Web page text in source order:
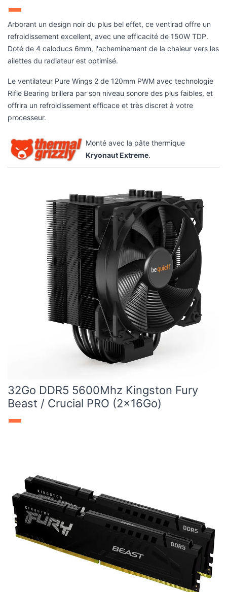
Arborant un design noir du plus bel effet, ce ventirad offre un
refroidissement excellent, avec une efficacité de 150W TDP.
Doté de 4 caloducs 6mm, l'acheminement de la chaleur vers les
ailettes du radiateur est optimisé.
Le ventilateur Pure Wings 2 de 120mm PWM avec technologie
Rifle Bearing brillera par son niveau sonore des plus faibles, et
offrira un refroidissement efficace et très discret à votre
processeur.
Monté avec la pâte thermique
Kryonaut Extreme.
32Go DDR5 5600Mhz Kingston Fury
Beast / Crucial PRO (2x16Go)